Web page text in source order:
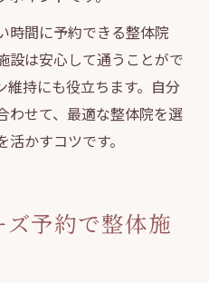
時間に予約できる整体院
設は安心して通うことがで
維持にも役立ちます。自分
わせて、最適な整体院を選
かすコツです。
予約で整体施